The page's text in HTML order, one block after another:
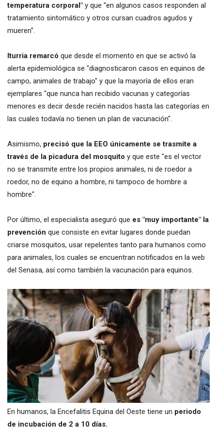
temperatura corporal" y que "en algunos casos responden al
tratamiento sintomático y otros cursan cuadros agudos y
mueren".
Iturria remarcó que desde el momento en que se activó la
alerta epidemiológica se "diagnosticaron casos en equinos de
campo, animales de trabajo" y que la mayoría de ellos eran
ejemplares "que nunca han recibido vacunas y categorías
menores es decir desde recién nacidos hasta las categorías en
las cuales todavía no tienen un plan de vacunación".
Asimismo, precisó que la EEO únicamente se trasmite a
través de la picadura del mosquito y que este "es el vector
no se transmite entre los propios animales, ni de roedor a
roedor, no de equino a hombre, ni tampoco de hombre a
hombre".
Por último, el especialista aseguró que es "muy importante" la
prevención que consiste en evitar lugares donde puedan
criarse mosquitos, usar repelentes tanto para humanos como
para animales, los cuales se encuentran notificados en la web
del Senasa, así como también la vacunación para equinos.
En humanos, la Encefalitis Equina del Oeste tiene un periodo
de incubación de 2 a 10 días.